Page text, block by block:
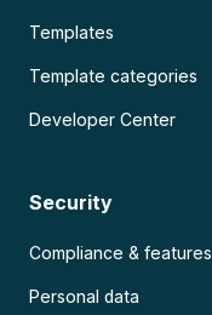
Templates
Template categories
Developer Center
Security
Compliance & features
Personal data